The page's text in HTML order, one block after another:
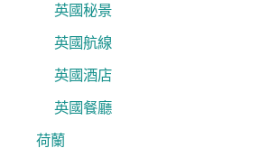
英國秘景
英國航線
英國酒店
英國餐廳
荷蘭